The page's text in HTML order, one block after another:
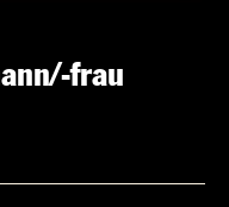
frau